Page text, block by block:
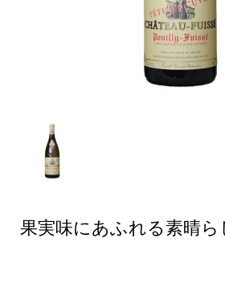
果実味にあふれる素晴ら